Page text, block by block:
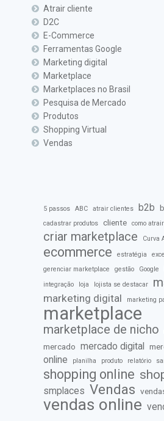
Atrair cliente
D2C
E-Commerce
Ferramentas Google
Marketing digital
Marketplace
Marketplaces no Brasil
Pesquisa de Mercado
Produtos
Shopping Virtual
Vendas
5 passos ABC atrair clientes b2b
cadastrar produtos
cliente como
criar marketplace Curva
ecommerce estratégia excel
gerenciar marketplace
gestão Google
integração
loja lojista se destacar
marketing digital marketing
marketplace
marketplace de nicho
mercado mercado digital
online planilha produto relatório
shopping online
smplaces Vendas
vendas online